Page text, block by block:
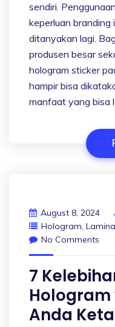
sendiri.
keperluan branding
ditanyakan lagi.
produsen besar
hologram sticker
hampir bisa
manfaat yang bisa
August 8, 2024
Hologram,
No Comments
7
Hologram
Anda